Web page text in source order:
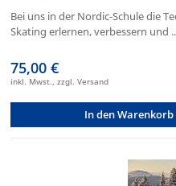
Bei uns in der Nordic-Schule die
Skating erlernen, verbessern und
75,00 €
inkl. Mwst., zzgl. Versand
In den Warenkorb